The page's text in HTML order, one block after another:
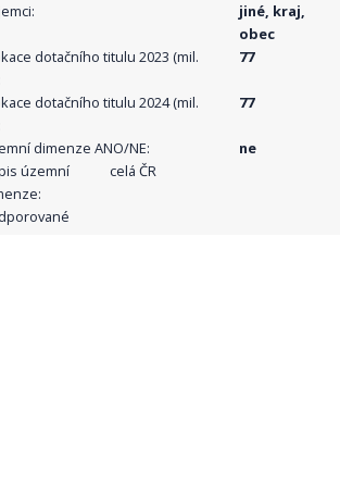
jiné, kraj,
obec
dotačního titulu 2023 (mil.
77
dotačního titulu 2024 (mil.
77
dimenze ANO/NE:
ne
územní
celá ČR